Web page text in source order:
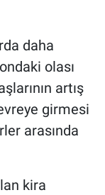
daha
olası
artış
girmesi
arasında
kira